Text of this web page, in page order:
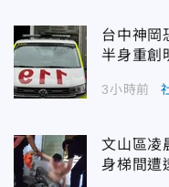
台中神
半身重創
3小時前
文山區凌
身梯間遭